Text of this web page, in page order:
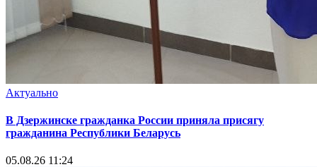
Актуально
В Дзержинске гражданка России приняла присягу
гражданина Республики Беларусь
05.08.26 11:24